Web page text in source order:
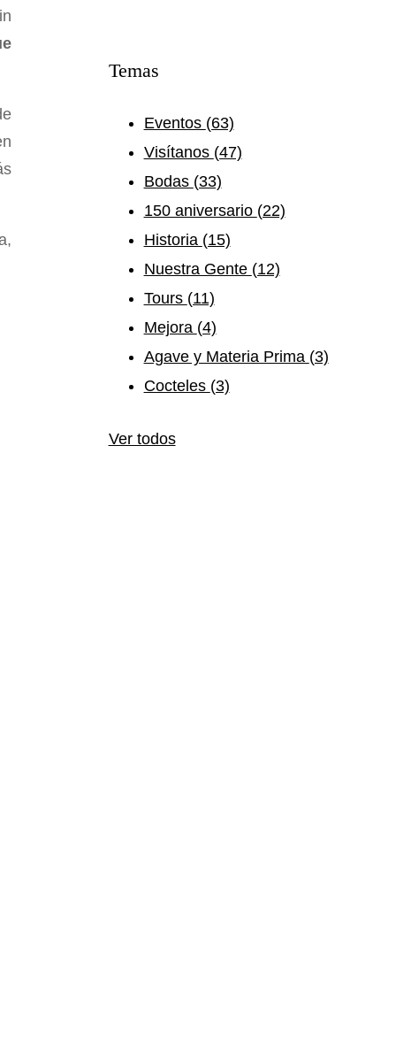
Temas
Eventos (63)
Visítanos (47)
Bodas (33)
150 aniversario (22)
Historia (15)
Nuestra Gente (12)
Tours (11)
Mejora (4)
Agave y Materia Prima (3)
Cocteles (3)
Ver todos